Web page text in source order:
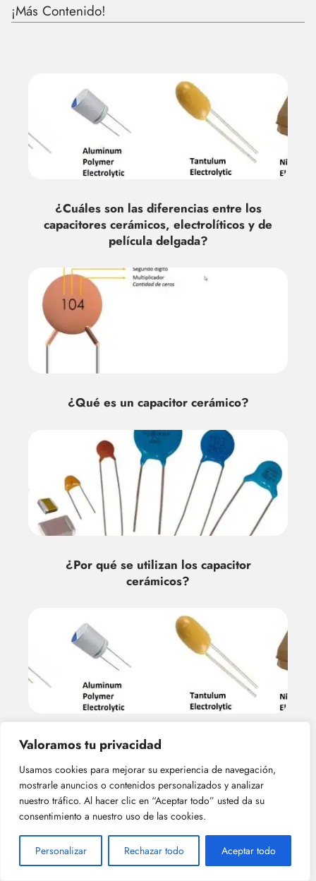
Valoramos tu privacidad
Usamos cookies para mejorar su experiencia de navegación,
mostrarle anuncios o contenidos personalizados y analizar
nuestro tráfico. Al hacer clic en “Aceptar todo” usted da su
consentimiento a nuestro uso de las cookies.
Personalizar Rechazar todo Aceptar todo
¡Más Contenido!
¿Cuáles son las diferencias entre los
capacitores cerámicos, electrolíticos y de
película delgada?
¿Qué es un capacitor cerámico?
¿Por qué se utilizan los capacitor
cerámicos?
¿Cuál es la capacitancia máxima de los